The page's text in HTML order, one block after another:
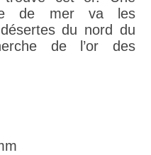
de mer va les
du nord du
de l’or des